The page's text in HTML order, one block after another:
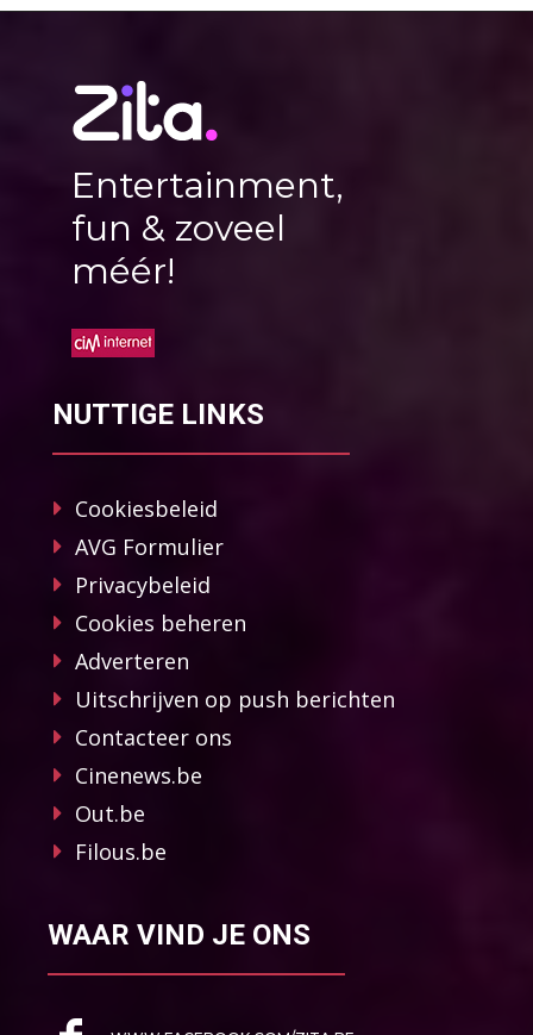
Entertainment,
fun & zoveel
méér!
NUTTIGE LINKS
Cookiesbeleid
AVG Formulier
Privacybeleid
Cookies beheren
Adverteren
Uitschrijven op push berichten
Contacteer ons
Cinenews.be
Out.be
Filous.be
WAAR VIND JE ONS